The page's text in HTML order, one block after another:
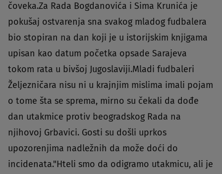
čoveka.Za Rada Bogdanovića i Sima Krunića je
pokušaj ostvarenja sna svakog mladog fudbalera
bio stopiran na dan koji je u istorijskim knjigama
upisan kao datum početka opsade Sarajeva
tokom rata u bivšoj Jugoslaviji.Mladi fudbaleri
Željezničara nisu ni u krajnjim mislima imali pojam
o tome šta se sprema, mirno su čekali da dođe
dan utakmice protiv beogradskog Rada na
njihovoj Grbavici. Gosti su došli uprkos
upozorenjima nadležnih da može doći do
incidenata."Hteli smo da odigramo utakmicu, ali je